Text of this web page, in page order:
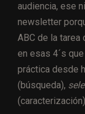
audiencia, ese
newsletter
ABC de la tarea
en esas 4´s que
práctica desde
(búsqueda),